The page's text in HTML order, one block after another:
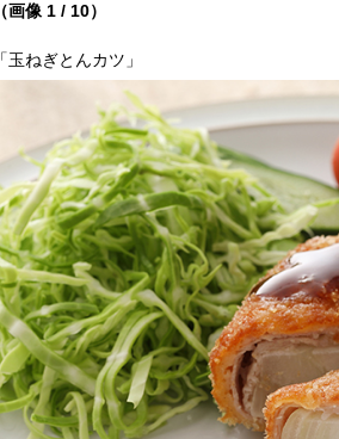
（画像 1 / 10）
「玉ねぎとんカツ」